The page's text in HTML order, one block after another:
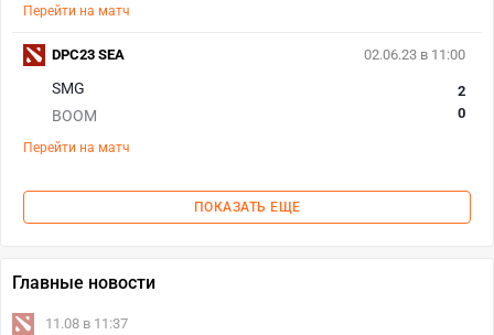
Перейти на матч
02.06.23 в 11:00
SMG
BOOM
2
0
Перейти на матч
DPC23 SEA
ПОКАЗАТЬ ЕЩЕ
Главные новости
11.08 в 11:37